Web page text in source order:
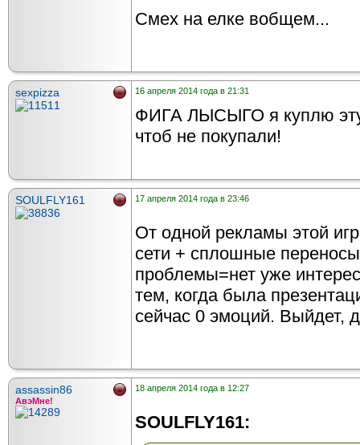
Смех на елке вобщем...
sexpizza 16 апреля 2014 года в 21:31
ФИГА ЛЫСЫГО я куплю эту
чтоб не покупали!
SOULFLY161 17 апреля 2014 года в 23:46
От одной рекламы этой
сети + сплошные
проблемы=нет уже
тем, когда была
сейчас 0 эмоций. Выйдет,
assassin86
АвэМне!
18 апреля 2014 года в 12:27
SOULFLY161: